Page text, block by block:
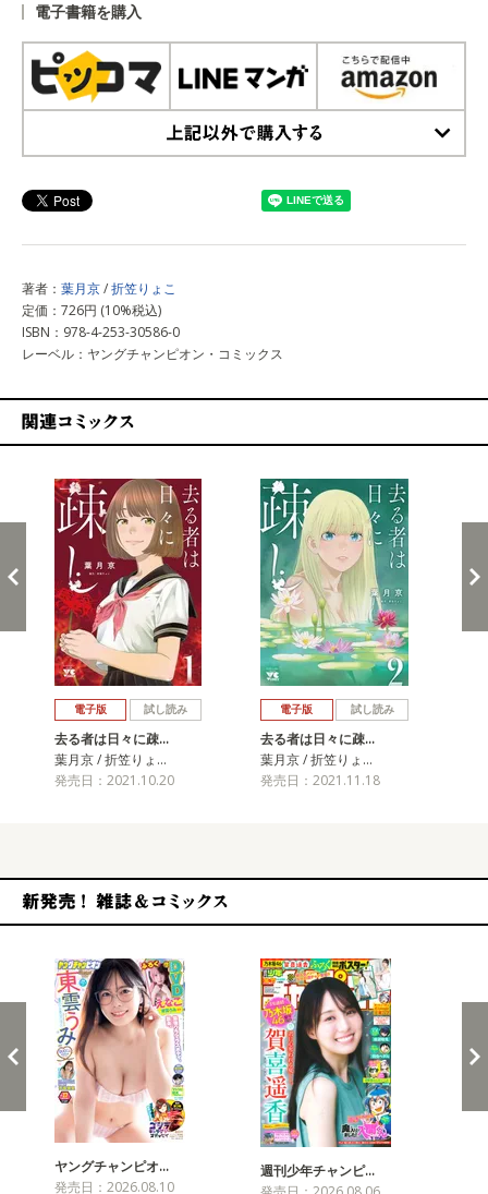
電子書籍を購入
著者： 葉月京/折笠りょこ
定価：726円 (10%税込)
ISBN：978-4-253-30586-0
レーベル：ヤングチャンピオン・コミックス
電子版 試し読み
去る者は日々に疎…
葉月京 / 折笠りょ…
発売日：2021.10.20
電子版 試し読み
去る者は日々に疎…
葉月京 / 折笠りょ…
発売日：2021.11.18
ヤングチャンピオ…
発売日：2026.08.10
週刊少年チャンピ…